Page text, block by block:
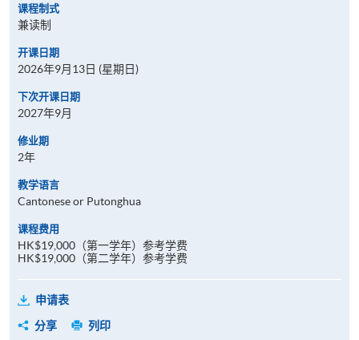
课程制式
兼读制
开课日期
2026年9月13日 (星期日)
下次开课日期
2027年9月
修业期
2年
教学语言
Cantonese or Putonghua
课程费用
HK$19,000（第一学年）参考学费
HK$19,000（第二学年）参考学费
申请表
分享
列印